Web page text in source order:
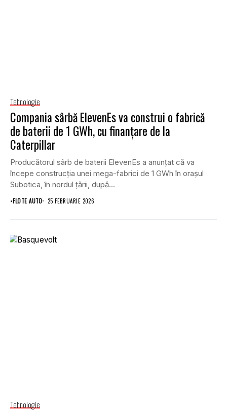
Tehnologie
Compania sârbă ElevenEs va construi o fabrică
de baterii de 1 GWh, cu finanțare de la
Caterpillar
Producătorul sârb de baterii ElevenEs a anunțat că va
începe construcția unei mega-fabrici de 1 GWh în orașul
Subotica, în nordul țării, după...
•FLOTE AUTO 25 FEBRUARIE 2026
Tehnologie